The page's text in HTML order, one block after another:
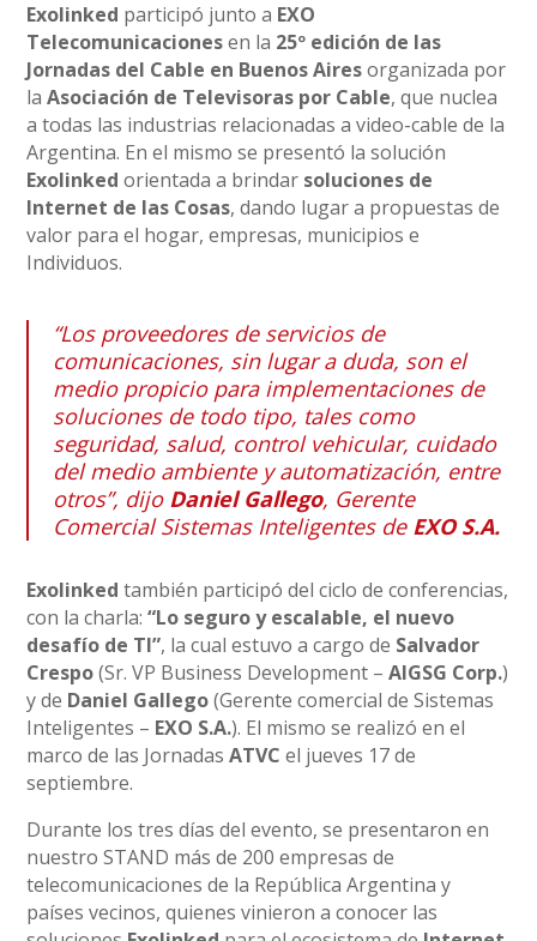
Exolinked participó junto a EXO
Telecomunicacionesen la 25º edición de las
Jornadas del Cable en Buenos Airesorganizada por
laAsociación de Televisoras por Cable, que nuclea
a todas las industrias relacionadas a video-cable de la
Argentina. En el mismo se presentó la solución
Exolinked orientada a brindar soluciones de
Internet de las Cosas, dando lugar a propuestas de
valor para el hogar, empresas, municipios e
Individuos.
“Los proveedores de servicios de
comunicaciones, sin lugar a duda, son el
medio propicio para implementaciones de
soluciones de todo tipo, tales como
seguridad, salud, control vehicular, cuidado
del medio ambiente y automatización, entre
otros”, dijo Daniel Gallego, Gerente
Comercial Sistemas Inteligentes de EXO S.A.
Exolinked también participó del ciclo de conferencias,
con la charla: “Lo seguro y escalable, el nuevo
desafío de TI”, la cual estuvo a cargo de Salvador
Crespo(Sr. VP Business Development –AIGSG Corp.)
y de Daniel Gallego(Gerente comercial de Sistemas
Inteligentes – EXO S.A.). El mismo se realizó en el
marco de las JornadasATVC el jueves 17 de
septiembre.
Durante los tres días del evento, se presentaron en
nuestro STAND más de 200 empresas de
telecomunicaciones de la República Argentina y
países vecinos, quienes vinieron a conocer las